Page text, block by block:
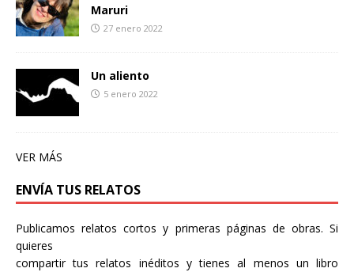
Maruri
27 enero 2022
Un aliento
5 enero 2022
VER MÁS
ENVÍA TUS RELATOS
Publicamos relatos cortos y primeras páginas de obras. Si
quieres
compartir tus relatos inéditos y tienes al menos un libro